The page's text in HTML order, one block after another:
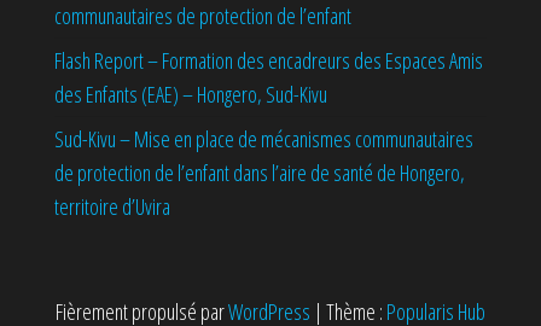
communautaires de protection de l’enfant
Flash Report – Formation des encadreurs des Espaces Amis
des Enfants (EAE) – Hongero, Sud-Kivu
Sud-Kivu – Mise en place de mécanismes communautaires
de protection de l’enfant dans l’aire de santé de Hongero,
territoire d’Uvira
Fièrement propulsé parWordPress | Thème : Popularis Hub